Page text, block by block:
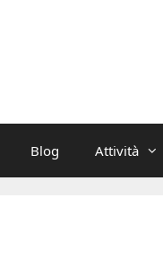
Blog Attività